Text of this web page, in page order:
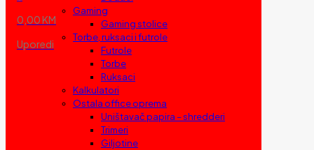
0,00 KM
Uporedi
Gaming
Gaming stolice
Torbe, ruksaci i futrole
Futrole
Torbe
Ruksaci
Kalkulatori
Ostala office oprema
Uništavač papira – shredderi
Trimeri
Giljotine